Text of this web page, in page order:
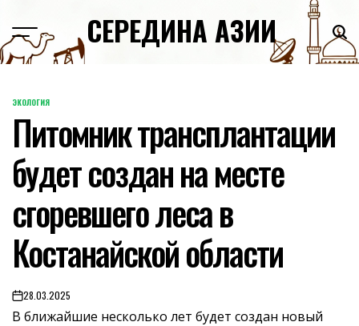
content
СЕРЕДИНА АЗИИ
POSTED
IN
ЭКОЛОГИЯ
Питомник трансплантации
будет создан на месте
сгоревшего леса в
Костанайской области
on28.03.2025
В ближайшие несколько лет будет создан новый